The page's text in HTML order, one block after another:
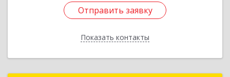
Отправить заявку
Показать контакты
Отправить заявку
Назад